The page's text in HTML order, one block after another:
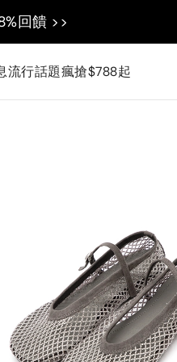
回饋 >>
流行話題瘋搶$788起